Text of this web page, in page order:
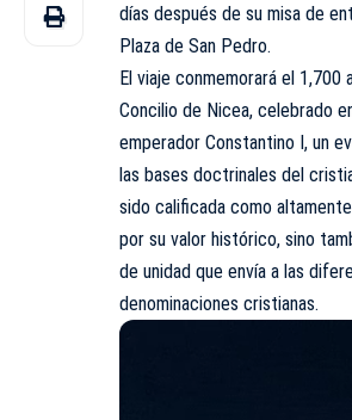
días después de su misa de
Plaza de San Pedro.
El viaje conmemorará el 1,700
Concilio de Nicea, celebrado
emperador Constantino I, un
las bases doctrinales del
sido calificada como
por su valor histórico, sino
de unidad que envía a las
denominaciones cristianas.